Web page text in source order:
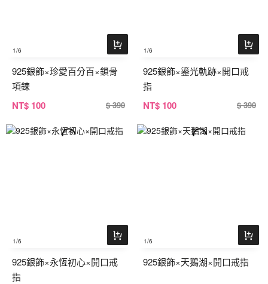
1/6
925銀飾×珍愛百分百×鎖骨
項鍊
NT$ 100 $ 390
1/6
925銀飾×鎏光軌跡×開口戒
指
NT$ 100 $ 390
1/6
925銀飾×永恆初心×開口戒
指
1/6
925銀飾×天鵝湖×開口戒指